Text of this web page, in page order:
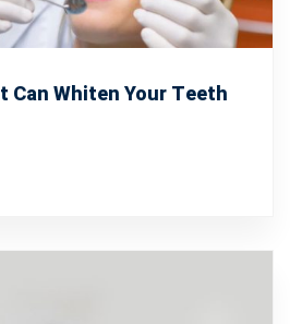
Can Whiten Your Teeth